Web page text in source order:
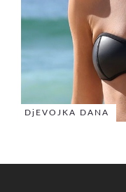
DjEVOJKA DANA